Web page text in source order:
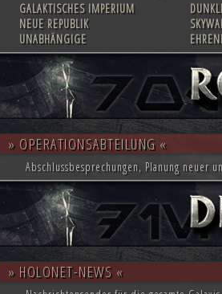
GALAKTISCHES IMPERIUM
NEUE REPUBLIK
UNABHÄNGIGE
» OPERATIONSABTEILUNG «
Abschlussbesprechungen, Planung neuer
» HOLONET-NEWS «